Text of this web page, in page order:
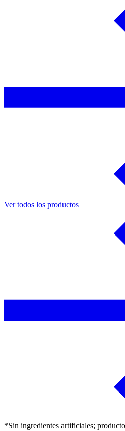
Ver todos los productos
*Sin ingredientes artificiales;